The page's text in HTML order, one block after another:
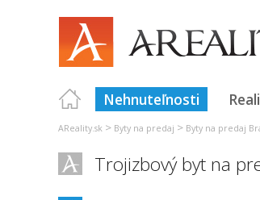
Nehnuteľnosti
AReality.sk > Byty na predaj > Byty na predaj
Trojizbový byt na